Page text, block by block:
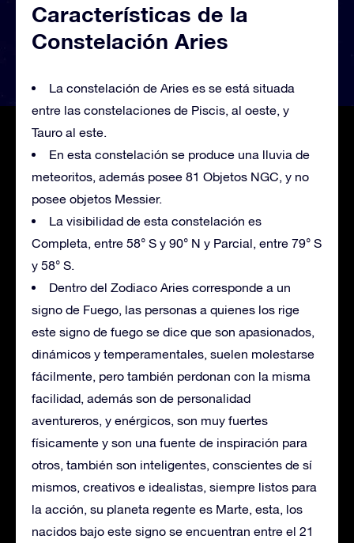
Características de la
Constelación Aries
La constelación de Aries es se está situada
entre las constelaciones de Piscis, al oeste, y
Tauro al este.
En esta constelación se produce una lluvia de
meteoritos, además posee 81 Objetos NGC, y no
posee objetos Messier.
La visibilidad de esta constelación es
Completa, entre 58° S y 90° N y Parcial, entre 79° S
y 58° S.
Dentro del Zodiaco Aries corresponde a un
signo de Fuego, las personas a quienes los rige
este signo de fuego se dice que son apasionados,
dinámicos y temperamentales, suelen molestarse
fácilmente, pero también perdonan con la misma
facilidad, además son de personalidad
aventureros, y enérgicos, son muy fuertes
físicamente y son una fuente de inspiración para
otros, también son inteligentes, conscientes de sí
mismos, creativos e idealistas, siempre listos para
la acción, su planeta regente es Marte, esta, los
nacidos bajo este signo se encuentran entre el 21